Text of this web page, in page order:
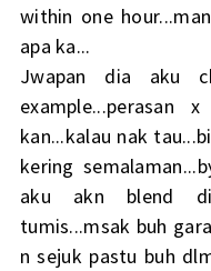
within one
apa ka...
Jwapan dia aku
example...perasan
kan...kalau nak
kering
aku akn blend
tumis...msak buh
n sejuk pastu buh